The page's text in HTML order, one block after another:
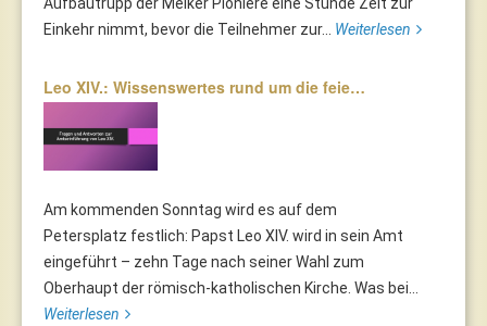
Einkehr nimmt, bevor die Teilnehmer zur... Weiterlesen
Leo XIV.: Wissenswertes rund um die feie…
Am kommenden Sonntag wird es auf dem
Petersplatz festlich: Papst Leo XIV. wird in sein Amt
eingeführt – zehn Tage nach seiner Wahl zum
Oberhaupt der römisch-katholischen Kirche. Was bei...
Weiterlesen